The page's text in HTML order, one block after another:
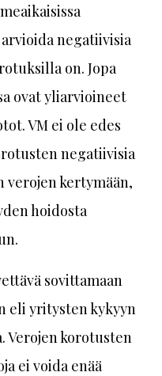
negatiivisia
on. Jopa
ovat yliarvioineet
VM ei ole edes
negatiivisia
kertymään,
hoidosta
sovittamaan
eli yritysten kykyyn
korotusten
ei voida enää